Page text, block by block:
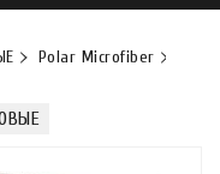
Polar Microfiber